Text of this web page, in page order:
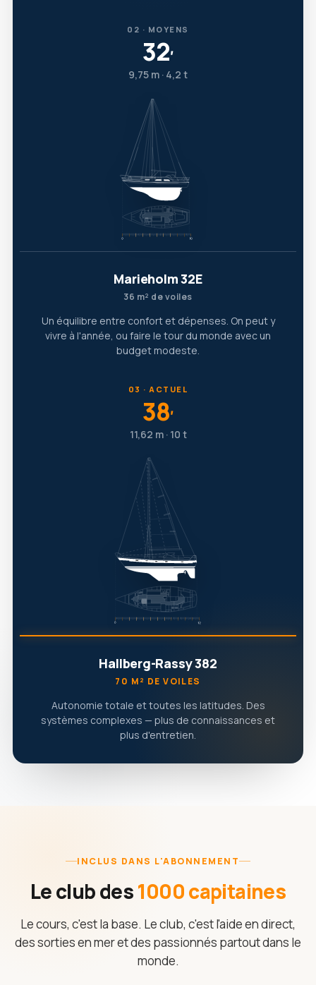
02 · MOYENS
32′
9,75 m · 4,2 t
Marieholm 32E
36 m² de voiles
Un équilibre entre confort et dépenses. On peut y
vivre à l'année, ou faire le tour du monde avec un
budget modeste.
03 · ACTUEL
38′
11,62 m · 10 t
Hallberg-Rassy 382
70 M² DE VOILES
Autonomie totale et toutes les latitudes. Des
systèmes complexes — plus de connaissances et
plus d'entretien.
INCLUS DANS L'ABONNEMENT
Le club des1000 capitaines
Le cours, c'est la base. Le club, c'est l'aide en direct,
des sorties en mer et des passionnés partout dans le
monde.